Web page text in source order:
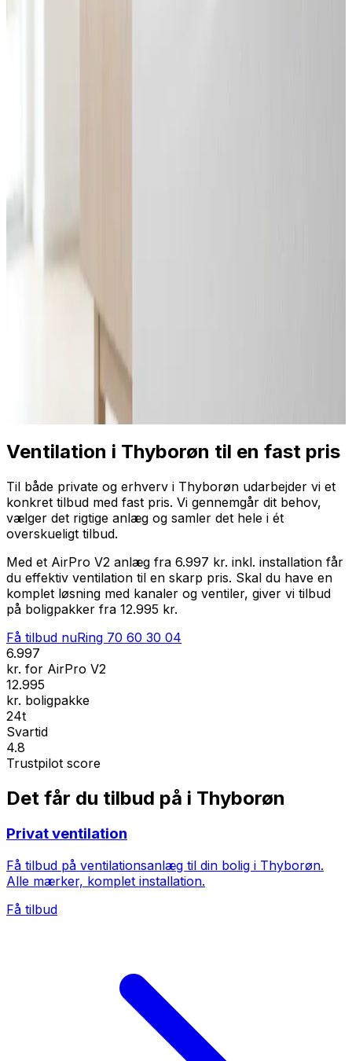
Professionel installation
70 60 30 04
Ventilation i Thyborøn til en fast pris
Til både private og erhverv i Thyborøn udarbejder vi et
konkret tilbud med fast pris. Vi gennemgår dit behov,
vælger det rigtige anlæg og samler det hele i ét
overskueligt tilbud.
Med et AirPro V2 anlæg fra 6.997 kr. inkl. installation får
du effektiv ventilation til en skarp pris. Skal du have en
komplet løsning med kanaler og ventiler, giver vi tilbud
på boligpakker fra 12.995 kr.
Få tilbud nuRing 70 60 30 04
6.997
kr. for AirPro V2
12.995
kr. boligpakke
24t
Svartid
4.8
Trustpilot score
Det får du tilbud på i Thyborøn
Privat ventilation
Få tilbud på ventilationsanlæg til din bolig i Thyborøn.
Alle mærker, komplet installation.
Få tilbud